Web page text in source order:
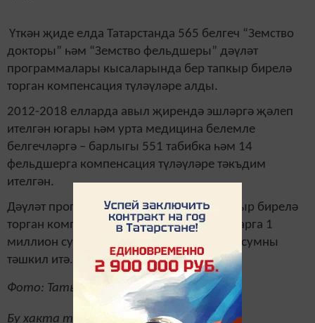
Үткән җиде елда Татарстанда 565 белгеч “Земство
докторы” һәм “Земство фельдшеры” дәүләт
программалары кысаларында бер тапкыр бирелә
торган компенсация түләүләре алды.
2012-2018 елларда авыл җирендә эшләргә җәлеп
ителгән югары һәм урта медицина белемле
белгечләргә – барлыгы 551 табибка һәм 14
фельдшерга компенсация түләүләре тәкъдим
ителгән.
Дәүләт программалары буенча, бер тапкыр бирелә
торган компенсациянең күләме – табибларга 1
миллион сум, ә фельдшерларга 500 мең сумны
тәшкил итә.
Фото: Татьяна Волкова рәсеме
Бу хакта тулырак: https://tatar-